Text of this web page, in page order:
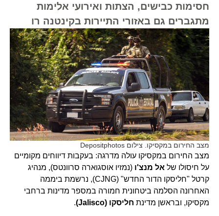
חסימות כבישים, הצתות ואירועי אלימות
מתגברים גם באזורי התיירות בקינטנה רו
מצב החירום במקסיקו. צילום Depositphotos
מצב החירום במקסיקו עולה מדרגה: בעקבות דיווחים מקומיים
על חיסולו של אל מנצ'ו (נמזיו אוסגוארה סרוונטס), מנהיג
קרטל "חליסקו הדור החדש" (CJNG), נרשמת ביממה
האחרונה הסלמה ביטחונית חמורה במספר מדינות ברחבי
מקסיקו, ובראשן מדינת חליסקו (Jalisco) .